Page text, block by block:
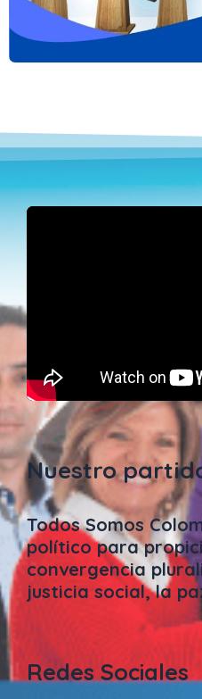
Nuestro
Todos Somos
político para
convergencia
justicia social, la
Redes Sociales